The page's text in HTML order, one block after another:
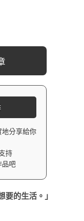
分享給你
持
品吧
要的生活。」